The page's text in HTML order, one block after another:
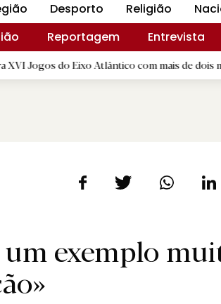
Desporto Religião
Reportagem Entrevista
Atlântico com mais de dois mil atletas |
exemplo